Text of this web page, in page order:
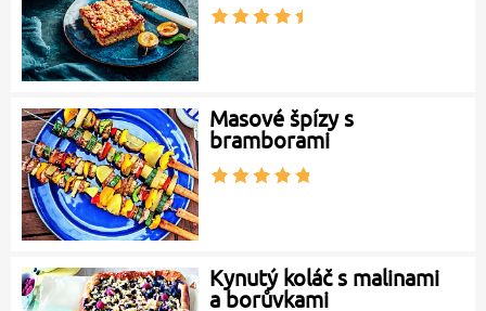
Masové špízy s
bramborami
Kynutý koláč s malinami
a borůvkami